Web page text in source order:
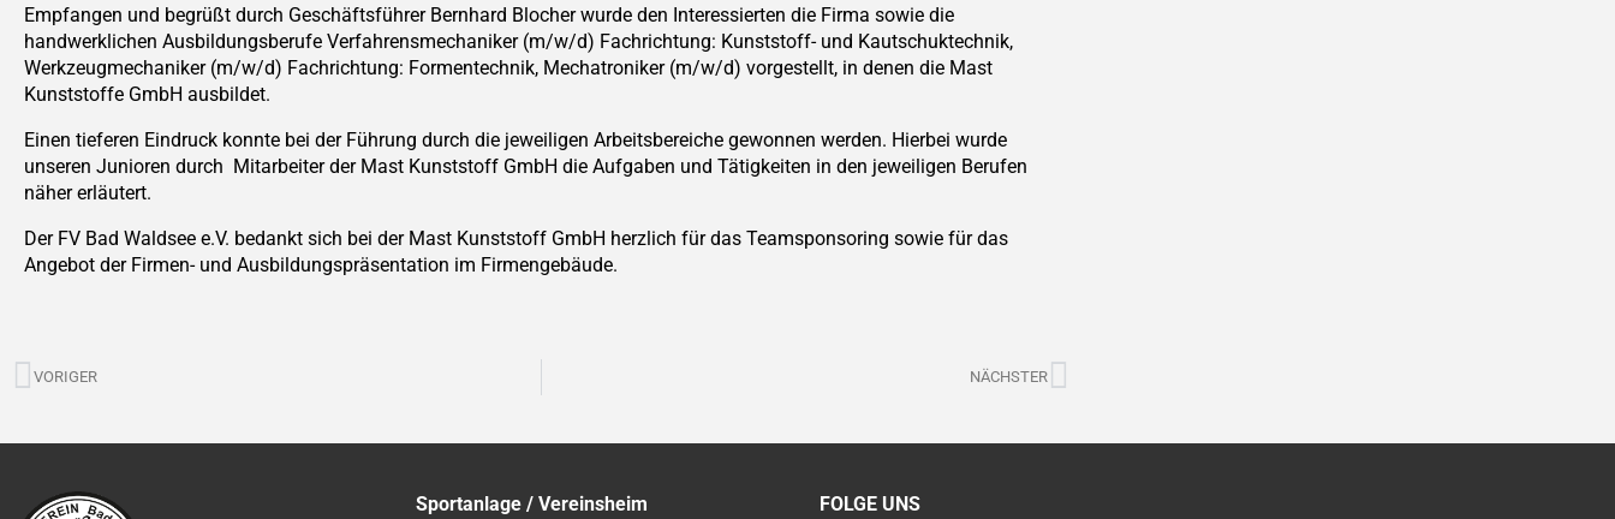
Empfangen und begrüßt durch Geschäftsführer Bernhard Blocher wurde den Interessierten die Firma sowie die
handwerklichen Ausbildungsberufe Verfahrensmechaniker (m/w/d) Fachrichtung: Kunststoff- und Kautschuktechnik,
Werkzeugmechaniker (m/w/d) Fachrichtung: Formentechnik, Mechatroniker (m/w/d) vorgestellt, in denen die Mast
Kunststoffe GmbH ausbildet.
Einen tieferen Eindruck konnte bei der Führung durch die jeweiligen Arbeitsbereiche gewonnen werden. Hierbei wurde
unseren Junioren durch Mitarbeiter der Mast Kunststoff GmbH die Aufgaben und Tätigkeiten in den jeweiligen Berufen
näher erläutert.
Der FV Bad Waldsee e.V. bedankt sich bei der Mast Kunststoff GmbH herzlich für das Teamsponsoring sowie für das
Angebot der Firmen- und Ausbildungspräsentation im Firmengebäude.
Zurück
VORIGER NÄCHSTERNächster
Sportanlage / Vereinsheim FOLGE UNS